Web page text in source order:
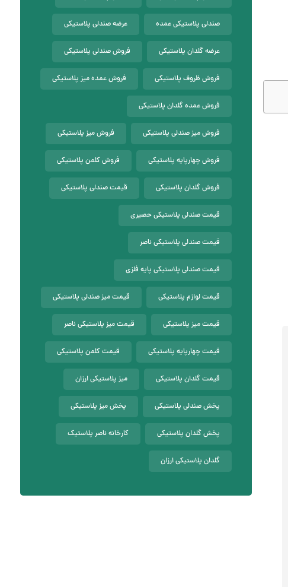
صندلی پلاستیکی عمده عرضه صندلی پلاستیکی
عرضه گلدان پلاستیکی فروش صندلی پلاستیکی
فروش ظروف پلاستیکی فروش عمده میز پلاستیکی
فروش عمده گلدان پلاستیکی
فروش میز صندلی پلاستیکی فروش میز پلاستیکی
فروش چهارپایه پلاستیکی فروش کلمن پلاستیکی
فروش گلدان پلاستیکی قیمت صندلی پلاستیکی
قیمت صندلی پلاستیکی حصیری
قیمت صندلی پلاستیکی ناصر
قیمت صندلی پلاستیکی پایه فلزی
قیمت لوازم پلاستیکی قیمت میز صندلی پلاستیکی
قیمت میز پلاستیکی قیمت میز پلاستیکی ناصر
قیمت چهارپایه پلاستیکی قیمت کلمن پلاستیکی
قیمت گلدان پلاستیکی میز پلاستیکی ارزان
پخش صندلی پلاستیکی پخش میز پلاستیکی
پخش گلدان پلاستیکی کارخانه ناصر پلاستیک
گلدان پلاستیکی ارزان